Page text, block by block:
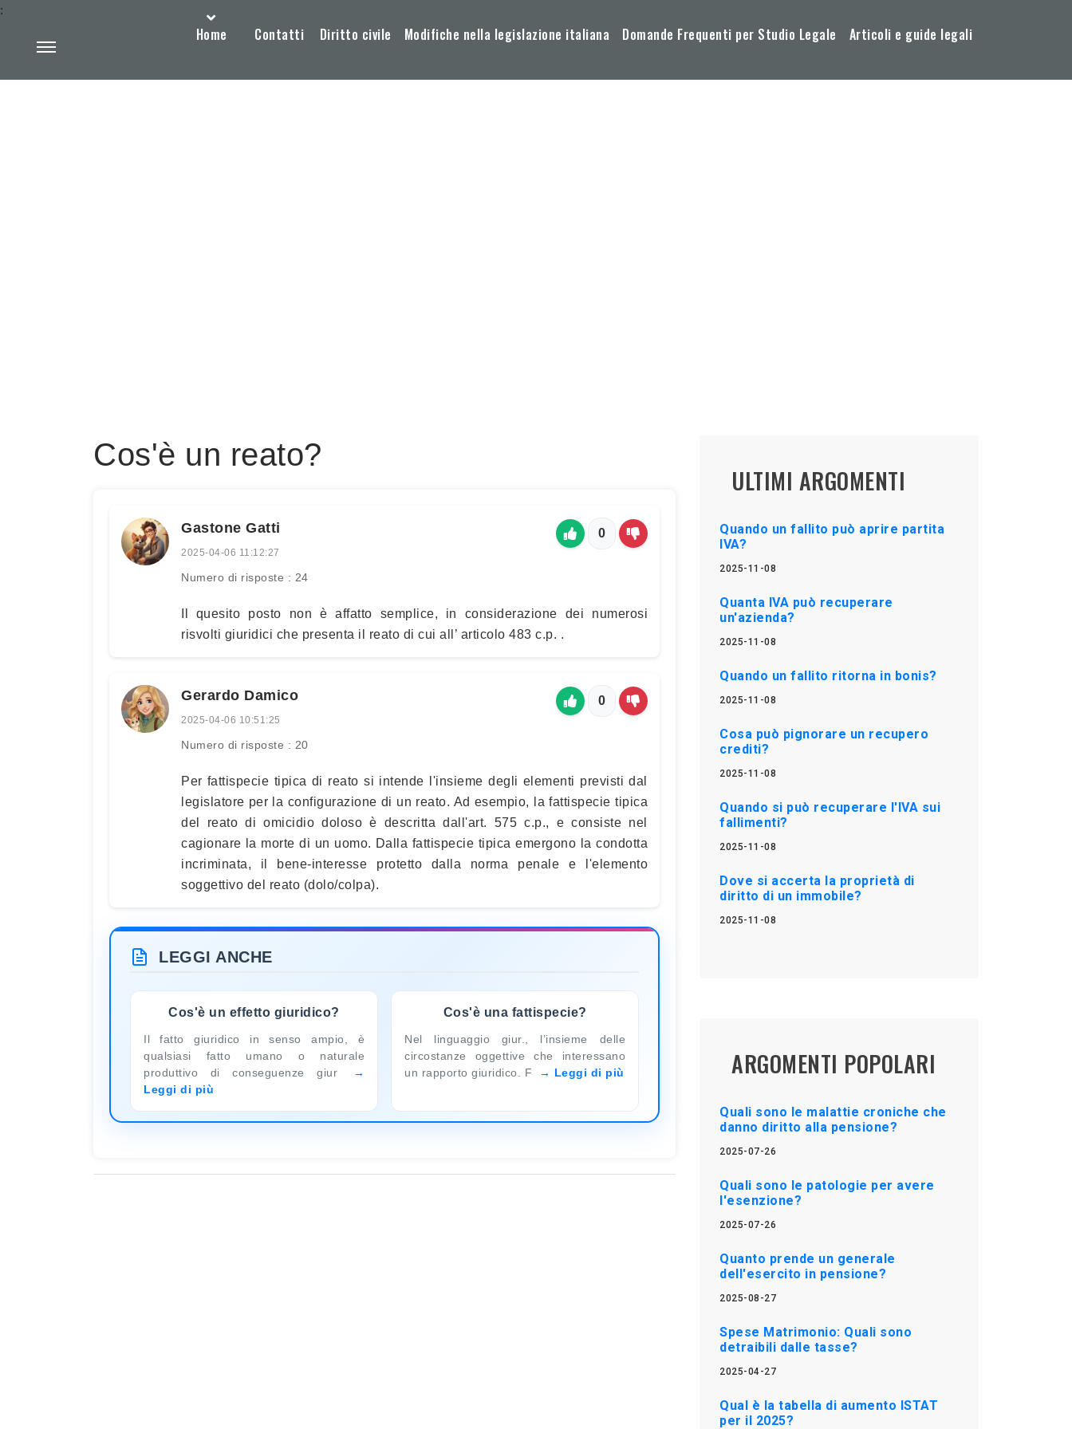
Home Contatti Diritto civile Modifiche nella legislazione italiana Domande Frequenti per Studio Legale Articoli e guide legali
:
Cos'è un reato?
Gastone Gatti
2025-04-06 11:12:27
Numero di risposte : 24
0
Il quesito posto non è affatto semplice, in considerazione dei numerosi
risvolti giuridici che presenta il reato di cui all’ articolo 483 c.p. .
Gerardo Damico
2025-04-06 10:51:25
Numero di risposte : 20
0
Per fattispecie tipica di reato si intende l'insieme degli elementi previsti dal
legislatore per la configurazione di un reato. Ad esempio, la fattispecie tipica
del reato di omicidio doloso è descritta dall'art. 575 c.p., e consiste nel
cagionare la morte di un uomo. Dalla fattispecie tipica emergono la condotta
incriminata, il bene-interesse protetto dalla norma penale e l'elemento
soggettivo del reato (dolo/colpa).
LEGGI ANCHE
Cos'è un effetto giuridico?
Il fatto giuridico in senso ampio, è
qualsiasi fatto umano o naturale
produttivo di conseguenze giur
Leggi di più
Cos'è una fattispecie?
Nel linguaggio giur., l’insieme delle
circostanze oggettive che interessano
un rapporto giuridico. F
Leggi di più
ULTIMI ARGOMENTI
Quando un fallito può aprire partita
IVA?
2025-11-08
Quanta IVA può recuperare
un'azienda?
2025-11-08
Quando un fallito ritorna in bonis?
2025-11-08
Cosa può pignorare un recupero
crediti?
2025-11-08
Quando si può recuperare l'IVA sui
fallimenti?
2025-11-08
Dove si accerta la proprietà di
diritto di un immobile?
2025-11-08
ARGOMENTI POPOLARI
Quali sono le malattie croniche che
danno diritto alla pensione?
2025-07-26
Quali sono le patologie per avere
l'esenzione?
2025-07-26
Quanto prende un generale
dell'esercito in pensione?
2025-08-27
Spese Matrimonio: Quali sono
detraibili dalle tasse?
2025-04-27
Qual è la tabella di aumento ISTAT
per il 2025?